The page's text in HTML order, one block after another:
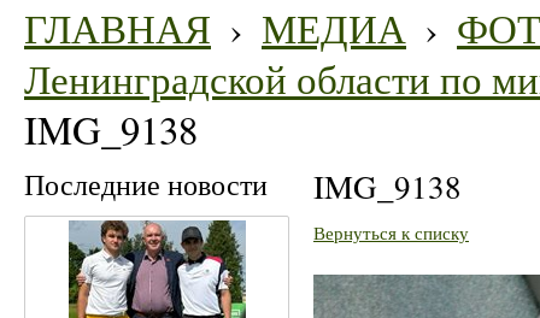
ГЛАВНАЯ › МЕДИА ›
Ленинградской области по
IMG_9138
Последние новости IMG_9138
Вернуться к списку